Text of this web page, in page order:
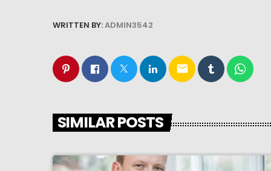
WRITTEN BY:ADMIN3542
email
SIMILAR POSTS